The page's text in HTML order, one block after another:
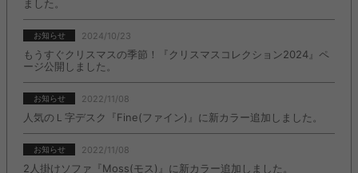
ました。
お知らせ 2024/10/23
もうすぐクリスマスの季節！『クリスマスコレクション2024』ペ
ージ公開しました。
お知らせ 2022/11/08
人気のＬ字デスク『Fine(ファイン)』に新カラー追加しました。
お知らせ 2022/11/08
2人掛けソファ『Moss(モス)』に新カラー追加しました。